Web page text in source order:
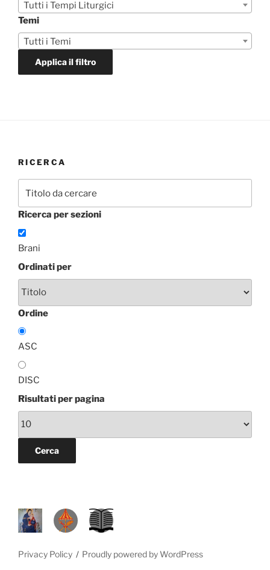
Tutti i Tempi Liturgici
Temi
Tutti i Temi
Applica il filtro
RICERCA
Ricerca per sezioni
Brani
Ordinati per
Ordine
ASC
DISC
Risultati per pagina
P
R
D
A
L
.
Privacy Policy Proudly powered by WordPress